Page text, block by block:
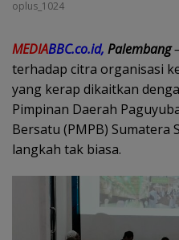
oplus_1024
MEDIABBC.co.id, Palembang–
terhadap citra organisasi
yang kerap dikaitkan
Pimpinan Daerah
Bersatu (PMPB) Sumatera
langkah tak biasa.